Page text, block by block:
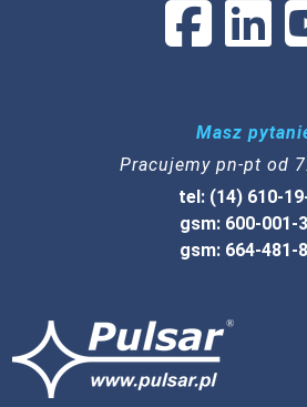
Masz
Pracujemy pn-pt od
tel: (14) 610-
gsm: 600-001-
gsm: 664-481-